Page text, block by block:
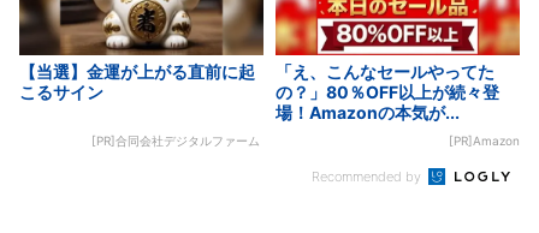
【当選】金運が上がる直前に起
こるサイン
[PR]合同会社デジタルファーム
「え、こんなセールやってた
の？」80％OFF以上が続々登
場！Amazonの本気が...
[PR]Amazon
Recommended by